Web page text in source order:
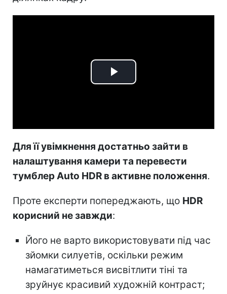
Play
Для її увімкнення достатньо зайти в
налаштування камери та перевести
тумблер Auto HDR в активне положення.
Проте експерти попереджають, що HDR
корисний не завжди:
Його не варто використовувати під час
зйомки силуетів, оскільки режим
намагатиметься висвітлити тіні та
зруйнує красивий художній контраст;